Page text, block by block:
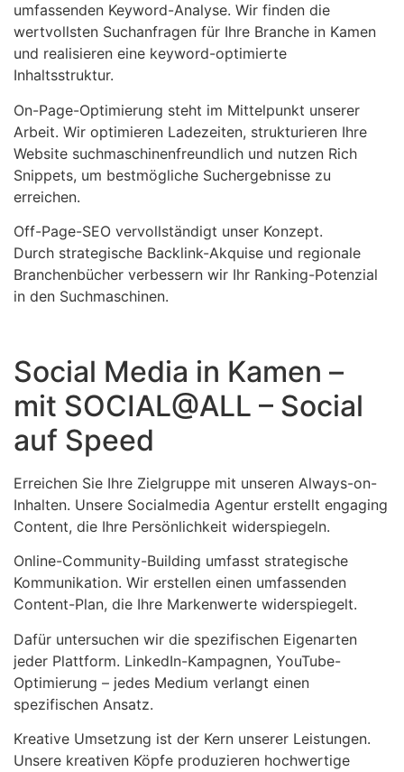
umfassenden Keyword-Analyse. Wir finden die
wertvollsten Suchanfragen für Ihre Branche in Kamen
und realisieren eine keyword-optimierte
Inhaltsstruktur.
On-Page-Optimierung steht im Mittelpunkt unserer
Arbeit. Wir optimieren Ladezeiten, strukturieren Ihre
Website suchmaschinenfreundlich und nutzen Rich
Snippets, um bestmögliche Suchergebnisse zu
erreichen.
Off-Page-SEO vervollständigt unser Konzept.
Durch strategische Backlink-Akquise und regionale
Branchenbücher verbessern wir Ihr Ranking-Potenzial
in den Suchmaschinen.
Social Media in Kamen –
mit SOCIAL@ALL – Social
auf Speed
Erreichen Sie Ihre Zielgruppe mit unseren Always-on-
Inhalten. Unsere Socialmedia Agentur erstellt engaging
Content, die Ihre Persönlichkeit widerspiegeln.
Online-Community-Building umfasst strategische
Kommunikation. Wir erstellen einen umfassenden
Content-Plan, die Ihre Markenwerte widerspiegelt.
Dafür untersuchen wir die spezifischen Eigenarten
jeder Plattform. LinkedIn-Kampagnen, YouTube-
Optimierung – jedes Medium verlangt einen
spezifischen Ansatz.
Kreative Umsetzung ist der Kern unserer Leistungen.
Unsere kreativen Köpfe produzieren hochwertige